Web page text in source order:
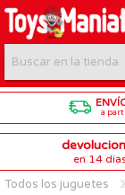
a
en 14
Todos los juguetes